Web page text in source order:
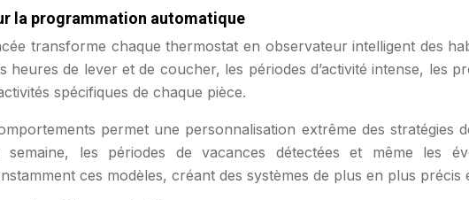
la programmation automatique
transforme chaque thermostat en observateur intelligent des
heures de lever et de coucher, les périodes d’activité intense, les
spécifiques de chaque pièce.
permet une personnalisation extrême des stratégies
les périodes de vacances détectées et même les
ces modèles, créant des systèmes de plus en plus précis